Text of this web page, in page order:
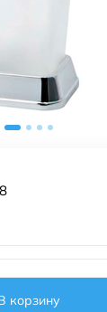
корзину